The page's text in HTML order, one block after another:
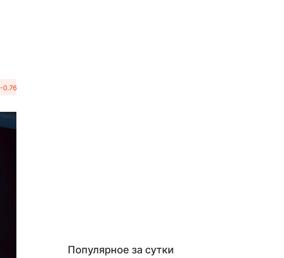
-0.76%
Популярное за сутки